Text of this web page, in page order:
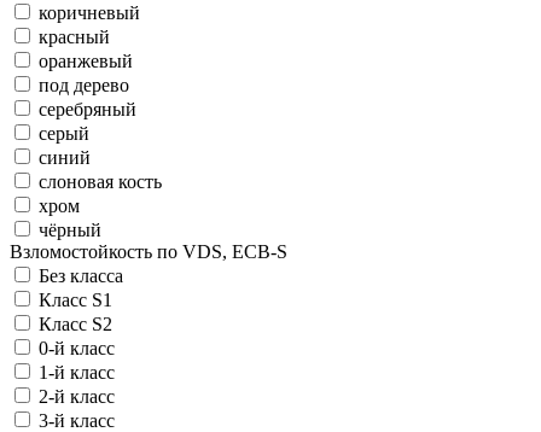
коричневый
красный
оранжевый
под дерево
серебряный
серый
синий
слоновая кость
хром
чёрный
Взломостойкость по VDS, ECB-S
Без класса
Класс S1
Класс S2
0-й класс
1-й класс
2-й класс
3-й класс